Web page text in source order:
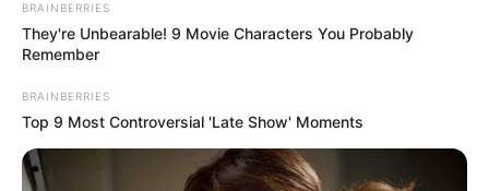
BRAINBERRIES
They're Unbearable! 9 Movie Characters You Probably
Remember
BRAINBERRIES
Top 9 Most Controversial 'Late Show' Moments